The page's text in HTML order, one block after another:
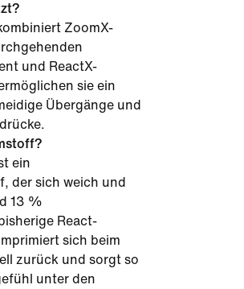
ZoomX-
und ReactX-
sie ein
Übergänge und
ein
der sich weich und
13 %
React-
sich beim
zurück und sorgt so
unter den